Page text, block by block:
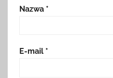
Nazwa *
E-mail *